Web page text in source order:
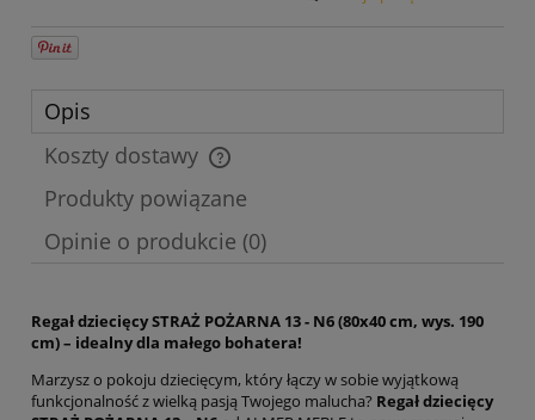
Opis
Koszty dostawy
Cena nie zawiera ewentualnych kosztów płatności
Produkty powiązane
Opinie o produkcie (0)
Regał dziecięcy STRAŻ POŻARNA 13 - N6 (80x40 cm, wys. 190
cm) – idealny dla małego bohatera!
Marzysz o pokoju dziecięcym, który łączy w sobie wyjątkową
funkcjonalność z wielką pasją Twojego malucha? Regał dziecięcy